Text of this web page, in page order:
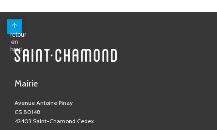
Mairie
Avenue Antoine Pinay
04 77 31 05 05